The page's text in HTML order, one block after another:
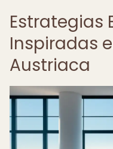
Estrategias
Inspiradas
Austriaca